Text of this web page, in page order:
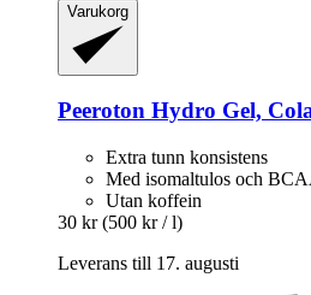
Varukorg
Peeroton Hydro Gel,
Extra tunn konsistens
Med isomaltulos och
Utan koffein
30 kr (500 kr / l)
Leverans till 17. augusti